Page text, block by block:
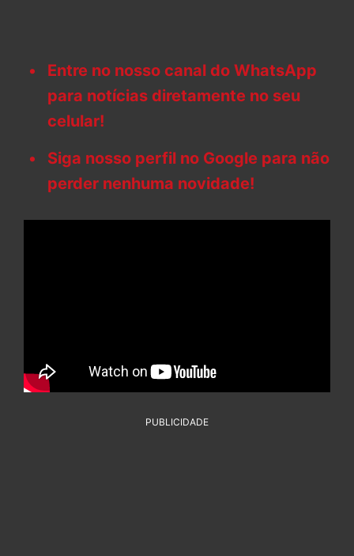
Entre no nosso canal do WhatsApp
para notícias diretamente no seu
celular!
Siga nosso perfil no Google para não
perder nenhuma novidade!
PUBLICIDADE